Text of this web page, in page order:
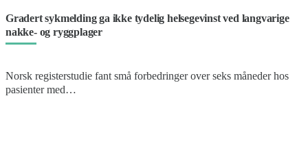
Gradert sykmelding ga ikke tydelig helsegevinst ved langvarige
nakke- og ryggplager
Norsk registerstudie fant små forbedringer over seks måneder hos
pasienter med…